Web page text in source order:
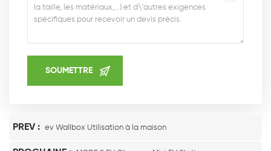
PREV : ev Wallbox Utilisation à la maison